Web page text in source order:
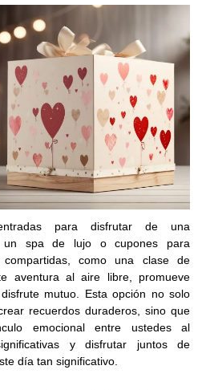
para disfrutar de una
un spa de lujo o cupones para
compartidas, como una clase de
aventura al aire libre, promueve
mutuo. Esta opción no solo
recuerdos duraderos, sino que
emocional entre ustedes al
y disfrutar juntos de
día tan significativo.